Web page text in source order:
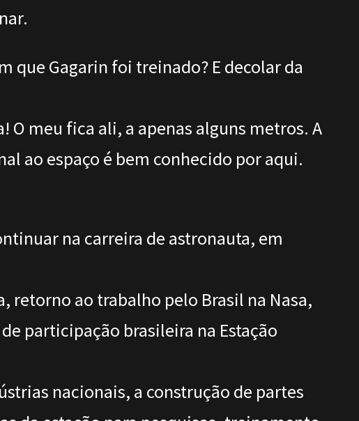
que Gagarin foi treinado? E decolar da
O meu fica ali, a apenas alguns metros. A
ao espaço é bem conhecido por aqui.
na carreira de astronauta, em
retorno ao trabalho pelo Brasil na Nasa,
participação brasileira na Estação
nacionais, a construção de partes